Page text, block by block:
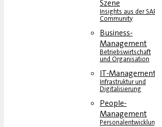
Szene
Insights aus der SAP-
Community
Business-
Management
Betriebswirtschaft
und Organisation
IT-Management
Infrastruktur und
Digitalisierung
People-
Management
Personalentwicklung